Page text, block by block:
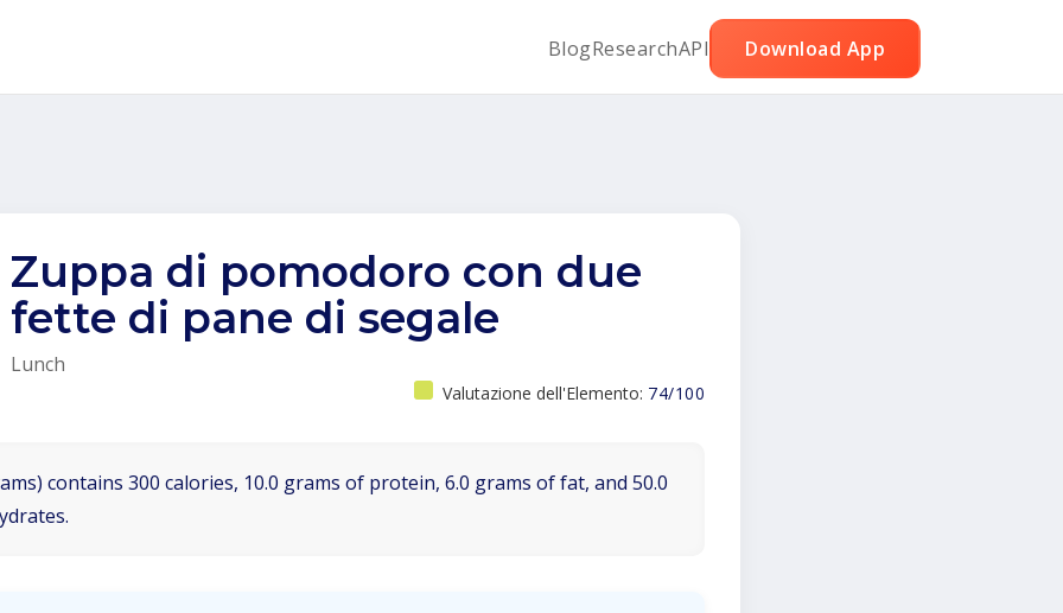
BlogResearchAPI Download App
Zuppa di pomodoro con due
fette di pane di segale
Lunch
Valutazione dell'Elemento: 74/100
contains 300 calories, 10.0 grams of protein, 6.0 grams of fat, and 50.0